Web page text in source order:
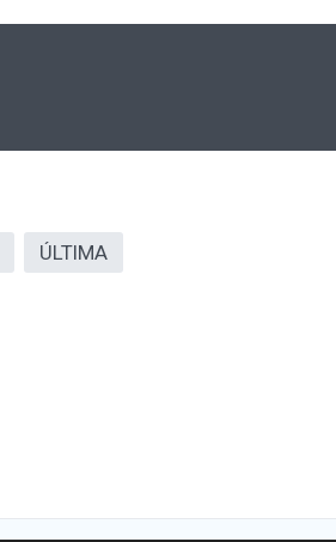
ÚLTIMA